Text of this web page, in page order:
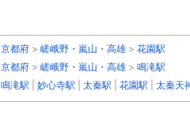
京都府 > 嵯峨野・嵐山・高雄 > 花園駅
京都府 > 嵯峨野・嵐山・高雄 > 鳴滝駅
鳴滝駅 妙心寺駅 太秦駅 花園駅 太秦天